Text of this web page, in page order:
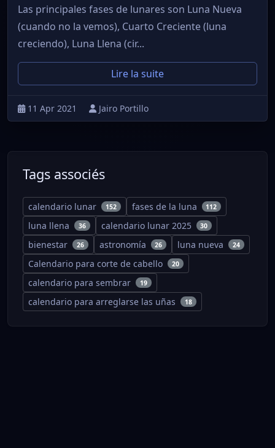
Las principales fases de lunares son Luna Nueva
(cuando no la vemos), Cuarto Creciente (luna
creciendo), Luna Llena (cir...
Lire la suite
11 Apr 2021 Jairo Portillo
Tags associés
calendario lunar 152 fases de la luna 112
luna llena 36 calendario lunar 2025 30
bienestar 26 astronomía 26 luna nueva 24
Calendario para corte de cabello 20
calendario para sembrar 19
calendario para arreglarse las uñas 18